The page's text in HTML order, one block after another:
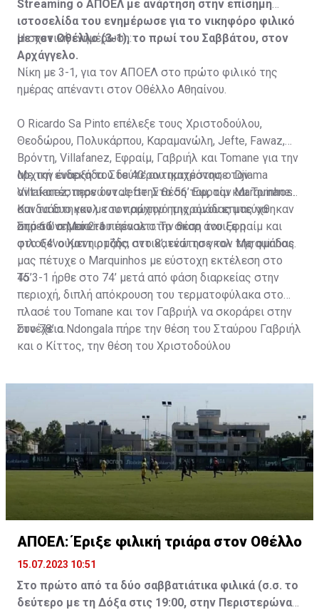
Streaming ο ΑΠΟΕΛ με ανάρτηση στην επίσημη
ιστοσελίδα του ενημέρωσε για το νικηφόρο φιλικό
με τον Οθέλλο (3-1), το πρωί του Σαββάτου, στον
Αρχάγγελο.
Η σχετική ενημέρωση:
Νίκη με 3-1, για τον ΑΠΟΕΛ στο πρώτο φιλικό της
ημέρας απέναντι στον Οθέλλο Αθηαίνου.
Ο Ricardo Sa Pinto επέλεξε τους Χριστοδούλου,
Θεοδώρου, Πολυκάρπου, Καραμανώλη, Jefte, Fawaz,
Βρόντη, Villafanez, Εφραίμ, Γαβριήλ και Tomane για την
αρχική ενδεκάδα. Στο 40’ αντικατέστησε τον
Villafanez, περνώντας στην θέση του, τον Marquinhos.
Και τα δυο γκολ του πρώτου ημιχρόνου επιτεύχθηκαν
από το σημείο του πέναλτι. Το σκορ άνοιξε η
φιλοξενούμενη ομάδα στο 8’, ενώ το γκολ της ομάδας
μας πέτυχε ο Marquinhos με εύστοχη εκτέλεση στο
45’.
Με την έναρξη του δεύτερου ημιχρόνου, ο Djiama
αντικατέστησε τον Jefte. Στο 56’ Εφραίμ και Tomane
συνδυάστηκαν με τον αρχηγό της ομάδας μας να
σημειώνει το 2-1.
Στο 61’ ο Moreira πέρασε στην θέση του Εφραίμ και
στο 64’ ο Καττιρτζής, αντικατέστησε τον Marquinhos.
Το 3-1 ήρθε στο 74’ μετά από φάση διαρκείας στην
περιοχή, διπλή απόκρουση του τερματοφύλακα στο
πλασέ του Tomane και τον Γαβριήλ να σκοράρει στην
συνέχεια.
Στο 78’ ο Ndongala πήρε την θέση του Σταύρου Γαβριήλ
και ο Κίττος, την θέση του Χριστοδούλου
ΑΠΟΕΛ: Έριξε φιλική τριάρα στον Οθέλλο
15.07.2023 10:51
Στο πρώτο από τα δύο σαββατιάτικα φιλικά (σ.σ. το
δεύτερο με τη Δόξα στις 19:00, στην Περιστερώνα)